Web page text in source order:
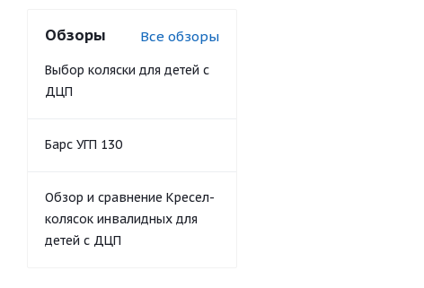
Обзоры Все обзоры
Выбор коляски для детей с
ДЦП
Барс УГП 130
Обзор и сравнение Кресел-
колясок инвалидных для
детей с ДЦП